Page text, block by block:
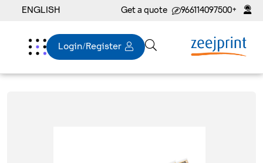
+966114097500
Get a quote
ENGLISH
Login/Register